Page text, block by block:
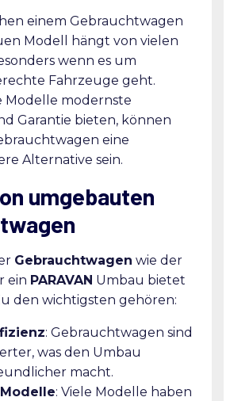
einem Gebrauchtwagen
Modell hängt von vielen
wenn es um
Fahrzeuge geht.
Modelle modernste
Garantie bieten, können
eine
Alternative sein.
umgebauten
Gebrauchtwagen wie der
ein PARAVAN Umbau bietet
den wichtigsten gehören:
: Gebrauchtwagen sind
was den Umbau
macht.
: Viele Modelle haben